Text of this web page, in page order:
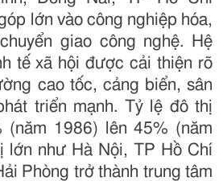
lớn vào công nghiệp hóa,
giao công nghệ. Hệ
tế xã hội được cải thiện rõ
cao tốc, cảng biển, sân
triển mạnh. Tỷ lệ đô thị
(năm 1986) lên 45% (năm
lớn như Hà Nội, TP Hồ Chí
Phòng trở thành trung tâm